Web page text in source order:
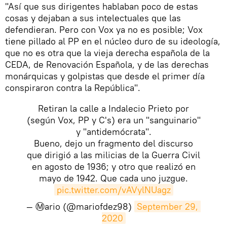
"Así que sus dirigentes hablaban poco de estas
cosas y dejaban a sus intelectuales que las
defendieran. Pero con Vox ya no es posible; Vox
tiene pillado al PP en el núcleo duro de su ideología,
que no es otra que la vieja derecha española de la
CEDA, de Renovación Española, y de las derechas
monárquicas y golpistas que desde el primer día
conspiraron contra la República".
Retiran la calle a Indalecio Prieto por
(según Vox, PP y C's) era un "sanguinario"
y "antidemócrata".
Bueno, dejo un fragmento del discurso
que dirigió a las milicias de la Guerra Civil
en agosto de 1936; y otro que realizó en
mayo de 1942. Que cada uno juzgue.
pic.twitter.com/vAVylNUagz
— Ⓜ️ario (@mariofdez98) September 29,
2020